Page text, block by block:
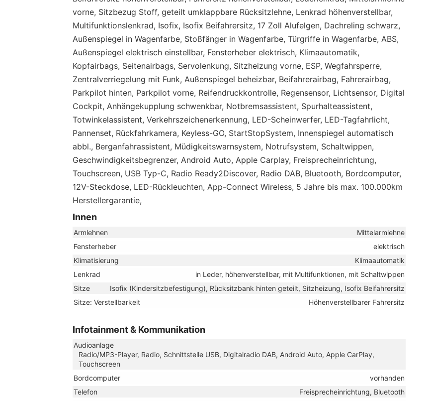
vorne, Sitzbezug Stoff, geteilt umklappbare Rücksitzlehne, Lenkrad höhenverstellbar,
Multifunktionslenkrad, Isofix, Isofix Beifahrersitz, 17 Zoll Alufelgen, Dachreling schwarz,
Außenspiegel in Wagenfarbe, Stoßfänger in Wagenfarbe, Türgriffe in Wagenfarbe, ABS,
Außenspiegel elektrisch einstellbar, Fensterheber elektrisch, Klimaautomatik,
Kopfairbags, Seitenairbags, Servolenkung, Sitzheizung vorne, ESP, Wegfahrsperre,
Zentralverriegelung mit Funk, Außenspiegel beheizbar, Beifahrerairbag, Fahrerairbag,
Parkpilot hinten, Parkpilot vorne, Reifendruckkontrolle, Regensensor, Lichtsensor, Digital
Cockpit, Anhängekupplung schwenkbar, Notbremsassistent, Spurhalteassistent,
Totwinkelassistent, Verkehrszeichenerkennung, LED-Scheinwerfer, LED-Tagfahrlicht,
Pannenset, Rückfahrkamera, Keyless-GO, StartStopSystem, Innenspiegel automatisch
abbl., Berganfahrassistent, Müdigkeitswarnsystem, Notrufsystem, Schaltwippen,
Geschwindigkeitsbegrenzer, Android Auto, Apple Carplay, Freisprecheinrichtung,
Touchscreen, USB Typ-C, Radio Ready2Discover, Radio DAB, Bluetooth, Bordcomputer,
12V-Steckdose, LED-Rückleuchten, App-Connect Wireless, 5 Jahre bis max. 100.000km
Herstellergarantie,
Innen
Armlehnen
Mittelarmlehne
Fensterheber
elektrisch
Klimatisierung
Klimaautomatik
Lenkrad
in Leder, höhenverstellbar, mit Multifunktionen, mit Schaltwippen
Sitze
Isofix (Kindersitzbefestigung), Rücksitzbank hinten geteilt, Sitzheizung, Isofix Beifahrersitz
Sitze: Verstellbarkeit
Höhenverstellbarer Fahrersitz
Infotainment & Kommunikation
Audioanlage
Radio/MP3-Player, Radio, Schnittstelle USB, Digitalradio DAB, Android Auto, Apple CarPlay,
Touchscreen
Bordcomputer
vorhanden
Telefon
Freisprecheinrichtung, Bluetooth